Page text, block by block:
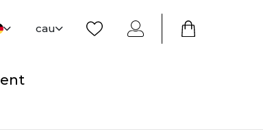
cau